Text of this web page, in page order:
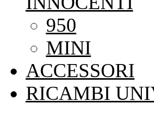
950
MINI
ACCESSORI
RICAMBI